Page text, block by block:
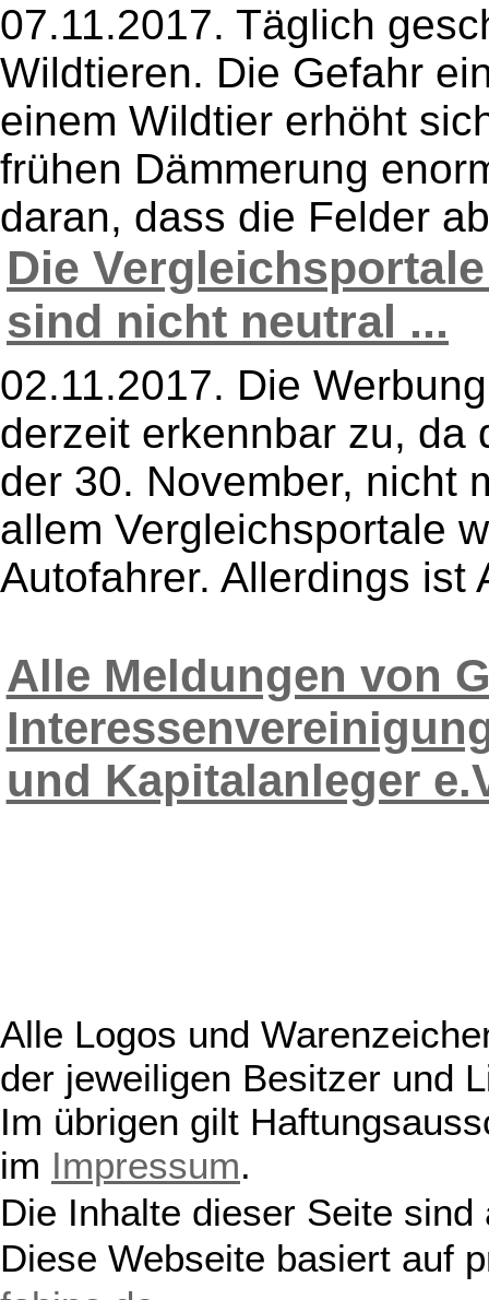
07.11.2017. Täglich
Wildtieren. Die Gefahr
einem Wildtier erhöht
frühen Dämmerung
daran, dass die Felder
Die
sind nicht neutral ...
02.11.2017. Die
derzeit erkennbar zu, da
der 30. November, nicht
allem Vergleichsportale
Autofahrer. Allerdings ist
Alle Meldungen von
und Kapitalanleger
Alle Logos und
der jeweiligen Besitzer und
Im übrigen gilt
im Impressum.
Die Inhalte dieser Seite
Diese Webseite basiert auf